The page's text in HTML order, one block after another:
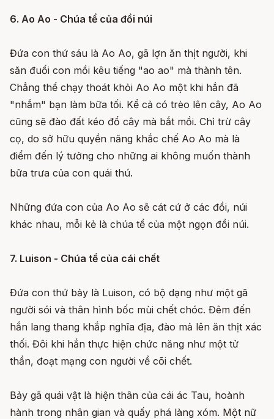
6. Ao Ao - Chúa tể của đồi núi
Đứa con thứ sáu là Ao Ao, gã lợn ăn thịt người, khi
săn đuổi con mồi kêu tiếng "ao ao" mà thành tên.
Chẳng thể chạy thoát khỏi Ao Ao một khi hắn đã
"nhắm" bạn làm bữa tối. Kể cả có trèo lên cây, Ao Ao
cũng sẽ đào đất kéo đổ cây mà bắt mồi. Chỉ trừ cây
cọ, do sở hữu quyền năng khắc chế Ao Ao mà là
điểm đến lý tưởng cho những ai không muốn thành
bữa trưa của con quái thú.
Những đứa con của Ao Ao sẽ cát cứ ở các đồi, núi
khác nhau, mỗi kẻ là chúa tể của một ngọn đồi núi.
7. Luison - Chúa tể của cái chết
Đứa con thứ bảy là Luison, có bộ dạng như một gã
người sói và thân hình bốc mùi chết chóc. Đêm đến
hắn lang thang khắp nghĩa địa, đào mả lên ăn thịt xác
thối. Đôi khi hắn thực hiện chức năng như một tử
thần, đoạt mạng con người về cõi chết.
Bảy gã quái vật là hiện thân của cái ác Tau, hoành
hành trong nhân gian và quấy phá làng xóm. Một nữ